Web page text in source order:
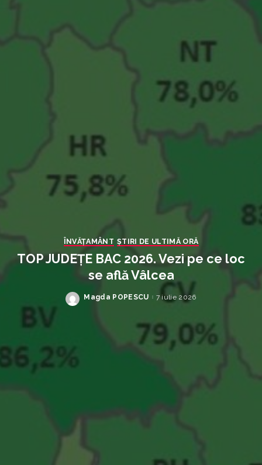
ÎNVĂŢAMÂNT ȘTIRI DE ULTIMĂ ORĂ
TOP JUDEȚE BAC 2026. Vezi pe ce loc
se află Vâlcea
Posted
Magda POPESCU 7 iulie 2026